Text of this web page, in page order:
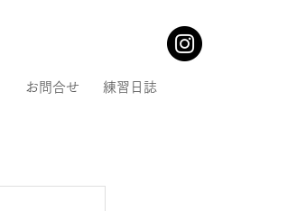
お問合せ 練習日誌